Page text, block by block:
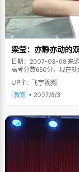
梁莹：亦静亦动的
日期：2007-08-08 来源： 飞宇网 燕子 梁莹，2005年宁夏高考文科状元，
高考分数650分，现在就读
大之后，梁莹开始蓄起
子的形象不同，多了些
气，终于走出来了，呵，高
生了，梁莹赶紧澄清说
好静，能坐下来看书学
情，听家人话，听老师
UP主: 飞宇视频
教育 • 2007/8/3